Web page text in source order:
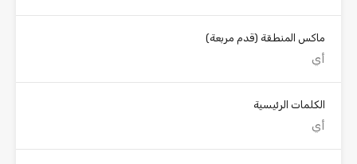
ماكس المنطقة (قدم مربعة)
الكلمات الرئيسية